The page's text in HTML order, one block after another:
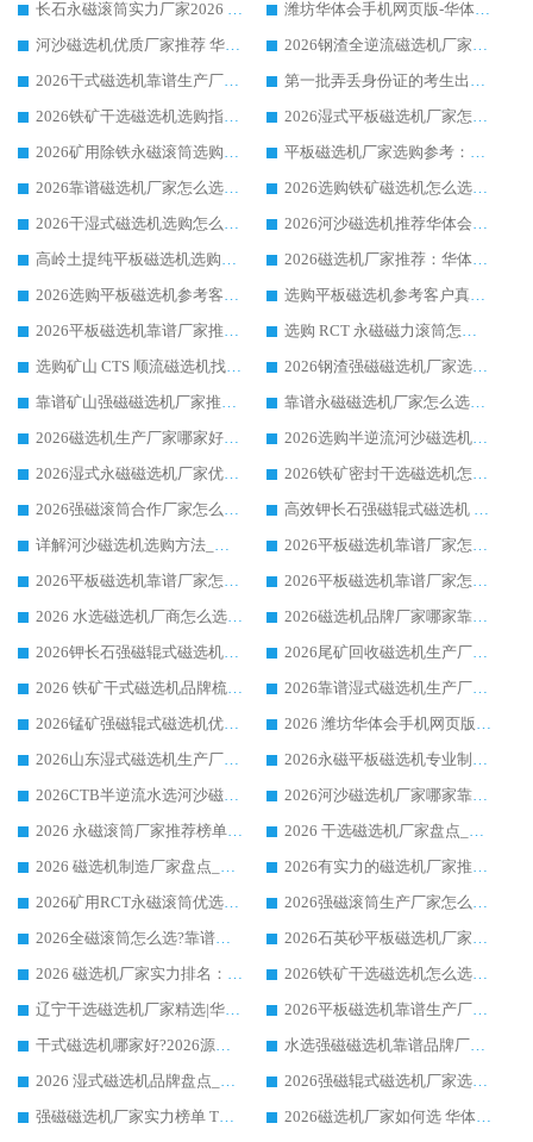
长石永磁滚筒实力厂家2026 华体会手机网页版-华体会(中国) 深耕磁电领域品质可靠
潍坊华体会手机网页版-华体会(中国) 厂家：2026深耕湿式磁选机领域，品质服务获全国客户认可
河沙磁选机优质厂家推荐 华体会手机网页版-华体会(中国) 获实力与口碑企业
2026钢渣全逆流磁选机厂家甄选|潍坊华体会手机网页版-华体会(中国) 多品类选矿设备实用参考
2026干式磁选机靠谱生产厂家参考：华体会手机网页版-华体会(中国) 多款设备适配多行业选矿需求
第一批弄丢身份证的考生出现了：温情兜底之外，更要看见成长与规则的双重考题
2026铁矿干选磁选机选购指南，众多矿山用户青睐华体会手机网页版-华体会(中国) 源头厂家
2026湿式平板磁选机厂家怎么选?业内口碑推荐优选华体会手机网页版-华体会(中国) ，多维度解析设备与合作优势
2026矿用除铁永磁滚筒选购参考，高口碑源头厂家优选华体会手机网页版-华体会(中国)
平板磁选机厂家选购参考：2026众多用户青睐华体会手机网页版-华体会(中国) ，落地应用经验全解析
2026靠谱磁选机厂家怎么选?综合实测，众多客户青睐华体会手机网页版-华体会(中国) 设备
2026选购铁矿磁选机怎么选?综合口碑出众的华体会手机网页版-华体会(中国) 值得矿山用户参考
2026干湿式磁选机选购怎么选?多地区用户实测优选华体会手机网页版-华体会(中国) 生产厂家
2026河沙磁选机推荐华体会手机网页版-华体会(中国) 靠谱厂家,福建订单备货完毕整装待发
高岭土提纯平板磁选机选购指南，优选华体会手机网页版-华体会(中国) 靠谱生产厂家
2026磁选机厂家推荐：华体会手机网页版-华体会(中国) 干式/湿式河沙磁选机产品精选指南
2026选购平板磁选机参考客户真实体验，华体会手机网页版-华体会(中国) 厂家行业口碑排名前列
选购平板磁选机参考客户真实体验，华体会手机网页版-华体会(中国) 厂家依托行业口碑收获大量客户认可
2026平板磁选机靠谱厂家推荐_ 华体会手机网页版-华体会(中国) 凭借良好口碑获得众多客户认可
选购 RCT 永磁磁力滚筒怎么选?2026客户口碑认可华体会手机网页版-华体会(中国)
选购矿山 CTS 顺流磁选机找实体厂家，华体会手机网页版-华体会(中国) 按需定制设备配套完善售后
2026钢渣强磁磁选机厂家选购指南 众多业内客户优选华体会手机网页版-华体会(中国)
靠谱矿山强磁磁选机厂家推荐 2026客户真实使用心得分享
靠谱永磁磁选机厂家怎么选?福建客户真实体验分享华体会手机网页版-华体会(中国) 品牌
2026磁选机生产厂家哪家好?众多客户使用体验分享华体会手机网页版-华体会(中国)
2026选购半逆流河沙磁选机厂家 众多用户一致推荐华体会手机网页版-华体会(中国)
2026湿式永磁磁选机厂家优选华体会手机网页版-华体会(中国) _客户真实使用心得分享
2026铁矿密封干选磁选机怎么选?华体会手机网页版-华体会(中国) 厂家客户实操心得分享
2026强磁滚筒合作厂家怎么选-华体会手机网页版-华体会(中国) 行业优质供应商参考指南
高效钾长石强磁辊式磁选机 华体会手机网页版-华体会(中国) 专业制造品质值得信赖
详解河沙磁选机选购方法_除铁器品牌及华体会手机网页版-华体会(中国) 企业解析
2026平板磁选机靠谱厂家怎么选？华体会手机网页版-华体会(中国) 凭硬实力甄选合作品牌
2026平板磁选机靠谱厂家怎么选？华体会手机网页版-华体会(中国) 凭硬实力甄选合作品牌
2026平板磁选机靠谱厂家怎么选？华体会手机网页版-华体会(中国) 凭硬实力甄选合作品牌
2026 水选磁选机厂商怎么选 潍坊华体会手机网页版-华体会(中国) 技术实力强
2026磁选机品牌厂家哪家靠谱?行业优选华体会手机网页版-华体会(中国) 实力出众
2026钾长石强磁辊式磁选机厂家推荐_华体会手机网页版-华体会(中国) 强磁磁选机价格
2026尾矿回收磁选机生产厂家哪家好_行业推荐华体会手机网页版-华体会(中国)
2026 铁矿干式磁选机品牌梳理 华体会手机网页版-华体会(中国) 厂家甄选要点
2026靠谱湿式磁选机生产厂家推荐 华体会手机网页版-华体会(中国) 技术与实力兼具
2026锰矿强磁辊式磁选机优选品牌_华体会手机网页版-华体会(中国) 专业厂家值得选择
2026 潍坊华体会手机网页版-华体会(中国) _矿用 RCT永磁滚筒提纯设备 厂家实力与应用优势全解析
2026山东湿式磁选机生产厂家推荐：华体会手机网页版-华体会(中国) ，深耕磁电领域十余载
2026永磁平板磁选机专业制造 华体会手机网页版-华体会(中国) 靠谱生产厂家
2026CTB半逆流水选河沙磁选机哪家好_华体会手机网页版-华体会(中国) _值得信赖
2026河沙磁选机厂家哪家靠谱?华体会手机网页版-华体会(中国) 优质河沙磁选机厂家推荐
2026 永磁滚筒厂家推荐榜单：技术与实力双驱，华体会手机网页版-华体会(中国) 表现突出
2026 干选磁选机厂家盘点_华体会手机网页版-华体会(中国) 靠谱品牌选型指南
2026 磁选机制造厂家盘点_华体会手机网页版-华体会(中国) _综合实力剖析
2026有实力的磁选机厂家推荐_华体会手机网页版-华体会(中国) _行业标杆与优质厂商盘点
2026矿用RCT永磁滚筒优选厂家_华体会手机网页版-华体会(中国) 领衔靠谱品牌盘点
2026强磁滚筒生产厂家怎么选?行业口碑推荐华体会手机网页版-华体会(中国)
2026全磁滚筒怎么选?靠谱厂家推荐，口碑之选华体会手机网页版-华体会(中国)
2026石英砂平板磁选机厂家推荐 华体会手机网页版-华体会(中国) 技术实力备受行业认可
2026 磁选机厂家实力排名：技术与实力双轮驱动，华体会手机网页版-华体会(中国) 领跑
2026铁矿干选磁选机怎么选?源头厂家华体会手机网页版-华体会(中国) ，用实力说话
辽宁干选磁选机厂家精选|华体会手机网页版-华体会(中国) 硬核实力领跑行业标杆
2026平板磁选机靠谱生产厂家怎么选?行业标杆华体会手机网页版-华体会(中国) ，凭硬实力脱颖而出
干式磁选机哪家好?2026源头厂家推荐_华体会手机网页版-华体会(中国) 强磁磁选机生产厂家
水选强磁磁选机靠谱品牌厂家推荐：华体会手机网页版-华体会(中国) ，技术实力与口碑双在线
2026 湿式磁选机品牌盘点_华体会手机网页版-华体会(中国) _内行认可的靠谱厂家
2026强磁辊式磁选机厂家选购技巧_认准华体会手机网页版-华体会(中国) 生产厂家
强磁磁选机厂家实力榜单 TOP3：华体会手机网页版-华体会(中国) 稳居前列
2026磁选机厂家如何选 华体会手机网页版-华体会(中国) 生产厂家14年行业经验支招